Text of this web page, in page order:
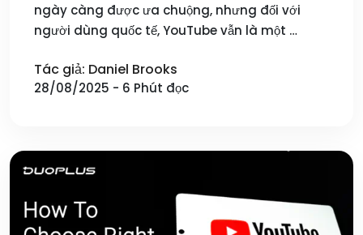
ngày càng được ưa chuộng, nhưng đối với
người dùng quốc tế, YouTube vẫn là một …
Tác giả: Daniel Brooks
28/08/2025 - 6 Phút đọc